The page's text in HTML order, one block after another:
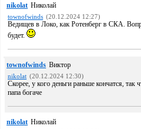
nikolat Николай
townofwinds (20.12.2024 12:27)
Ведищев в Локо, как Ротенберг в СКА.
будет.
townofwinds Виктор
nikolat (20.12.2024 12:30)
Скорее, у кого деньги раньше кончатся,
папа богаче
nikolat Николай